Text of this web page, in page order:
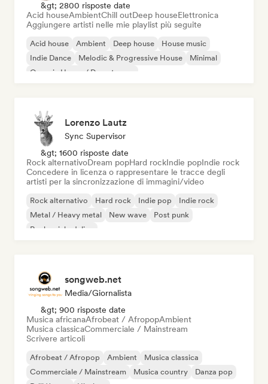
&gt; 2800 risposte date
Acid houseAmbientChill outDeep houseElettronica
Aggiungere artisti nelle mie playlist più seguite
Acid house Ambient Deep house
House music
Indie Dance
Melodic & Progressive House
Minimal
Organic House / Downtempo
Lorenzo Lautz
Sync Supervisor
&gt; 1600 risposte date
Rock alternativoDream popHard rockIndie popIndie rock
Concedere in licenza o rappresentare le tracce degli
artisti per la sincronizzazione di immagini/video
Rock alternativo Hard rock Indie pop
Indie rock
Metal / Heavy metal
New wave
Post punk
Rock psichedelico
songweb.net
Media/Giornalista
&gt; 900 risposte date
Musica africanaAfrobeat / AfropopAmbient
Musica classicaCommerciale / Mainstream
Scrivere articoli
Afrobeat / Afropop Ambient
Musica classica
Commerciale / Mainstream
Musica country
Danza pop